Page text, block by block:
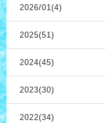
2026/01(4)
2025(51)
2024(45)
2023(30)
2022(34)